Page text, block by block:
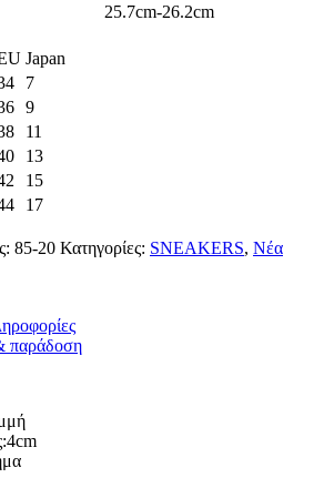
25.7cm-26.2cm
Japan
7
9
11
13
15
17
85-20 Κατηγορίες: SNEAKERS, Νέα
παράδοση